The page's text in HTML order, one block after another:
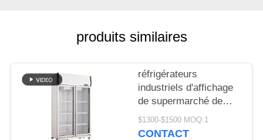
NOUVELLES
DEMANDEZ
UN DEVIS
produits similaires
réfrigérateurs
industriels d'affichage
de supermarché de
boissons du matériel
de réfrigération 980L
$1300-$1500 MOQ:1
CONTACT